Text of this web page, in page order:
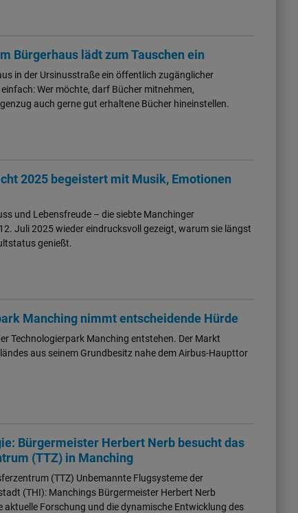
Bürgerhaus lädt zum Tauschen ein
in der Ursinusstraße ein öffentlich zugänglicher
Wer möchte, darf Bücher mitnehmen,
auch gerne gut erhaltene Bücher hineinstellen.
2025 begeistert mit Musik, Emotionen
und Lebensfreude – die siebte Manchinger
Juli 2025 wieder eindrucksvoll gezeigt, warum sie längst
genießt.
Manching nimmt entscheidende Hürde
Technologierpark Manching entstehen. Der Markt
aus seinem Grundbesitz nahe dem Airbus-Haupttor
Bürgermeister Herbert Nerb besucht das
(TTZ) in Manching
(TTZ) Unbemannte Flugsysteme der
(THI): Manchings Bürgermeister Herbert Nerb
aktuelle Forschung und die dynamische Entwicklung des